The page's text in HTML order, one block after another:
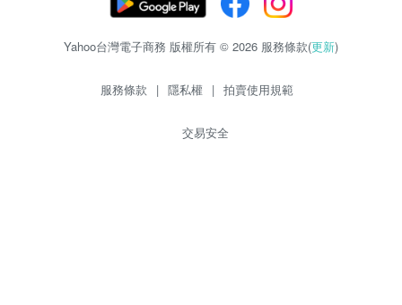
Yahoo台灣電子商務 版權所有 © 2026 服務條款(更新)
服務條款 | 隱私權 | 拍賣使用規範
交易安全